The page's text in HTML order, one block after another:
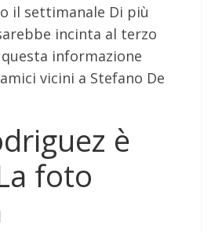
il settimanale Di più
incinta al terzo
informazione
vicini a Stefano De
è
foto